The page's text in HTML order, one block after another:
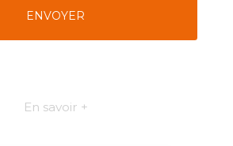
En savoir +